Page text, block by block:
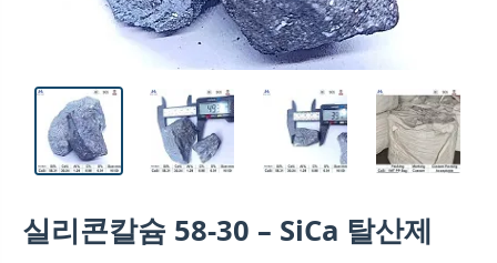
실리콘칼슘 58-30 – SiCa 탈산제